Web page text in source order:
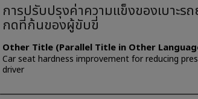
การปรับปรุงค่าความแข็งของเบาะร
กดที่ก้นของผู้ขับขี่
Other Title (Parallel Title in Other
Car seat hardness improvement for reducing
driver